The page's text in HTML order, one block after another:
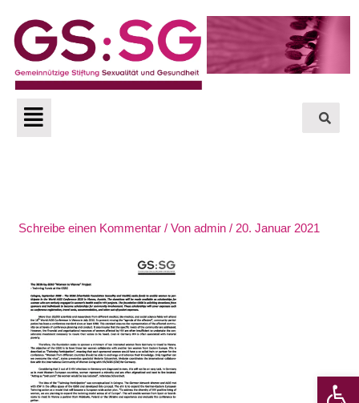
Inhalt
springen
Menü
Schreibe einen Kommentar / Vonadmin/ 20. Januar 2021